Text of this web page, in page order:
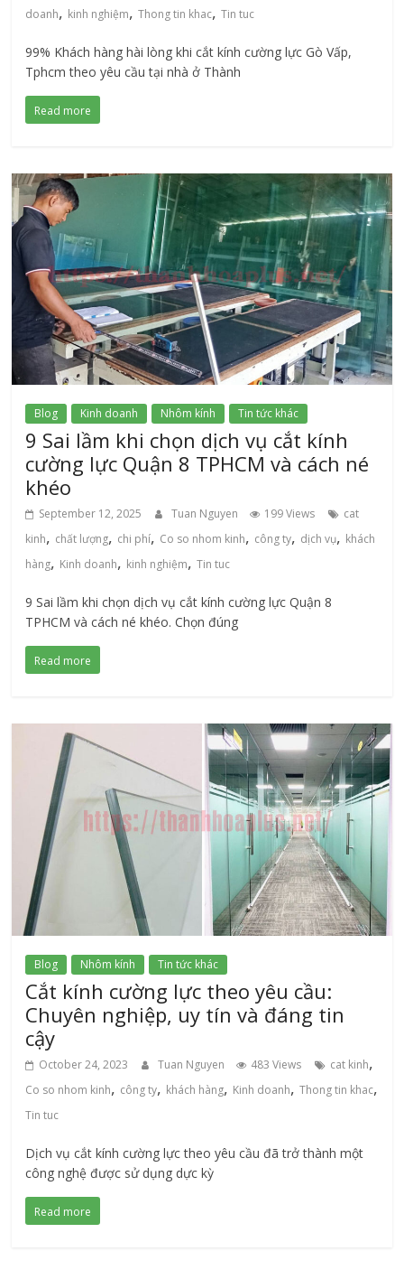
doanh, kinh nghiệm,Thong tin khac,Tin tuc
99% Khách hàng hài lòng khi cắt kính cường lực Gò Vấp,
Tphcm theo yêu cầu tại nhà ở Thành
Read more
Blog Kinh doanh Nhôm kính Tin tức khác
9 Sai lầm khi chọn dịch vụ cắt kính
cường lực Quận 8 TPHCM và cách né
khéo
September 12, 2025 Tuan Nguyen 199 Views
cat
kinh, chất lượng, chi phí, Co so nhom kinh, công ty, dịch vụ, khách
hàng, Kinh doanh, kinh nghiệm,Tin tuc
9 Sai lầm khi chọn dịch vụ cắt kính cường lực Quận 8
TPHCM và cách né khéo. Chọn đúng
Read more
Blog Nhôm kính Tin tức khác
Cắt kính cường lực theo yêu cầu:
Chuyên nghiệp, uy tín và đáng tin
cậy
October 24, 2023 Tuan Nguyen 483 Views cat kinh,
Co so nhom kinh, công ty, khách hàng, Kinh doanh,Thong tin khac,
Tin tuc
Dịch vụ cắt kính cường lực theo yêu cầu đã trở thành một
công nghệ được sử dụng dực kỳ
Read more